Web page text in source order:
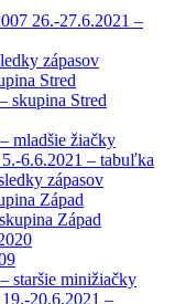
26.-27.6.2021 –
zápasov
Stred
skupina Stred
mladšie žiačky
6.6.2021 – tabuľka
zápasov
Západ
Západ
staršie minižiačky
20.6.2021 –